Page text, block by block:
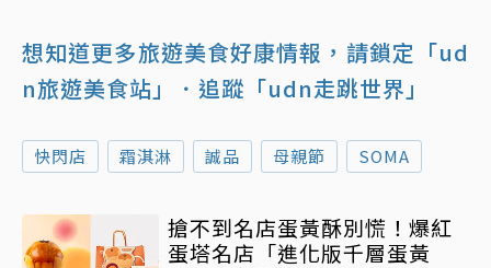
想知道更多旅遊美食好康情報，請鎖定「ud
n旅遊美食站」
．追蹤「udn走跳世界」
快閃店 霜淇淋 誠品 母親節 SOMA
搶不到名店蛋黃酥別慌！爆紅
蛋塔名店「進化版千層蛋黃